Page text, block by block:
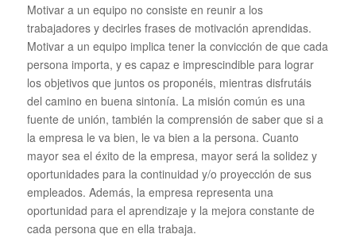
Motivar a un equipo no consiste en reunir a los
trabajadores y decirles frases de motivación aprendidas.
Motivar a un equipo implica tener la convicción de que cada
persona importa, y es capaz e imprescindible para lograr
los objetivos que juntos os proponéis, mientras disfrutáis
del camino en buena sintonía. La misión común es una
fuente de unión, también la comprensión de saber que si a
la empresa le va bien, le va bien a la persona. Cuanto
mayor sea el éxito de la empresa, mayor será la solidez y
oportunidades para la continuidad y/o proyección de sus
empleados. Además, la empresa representa una
oportunidad para el aprendizaje y la mejora constante de
cada persona que en ella trabaja.